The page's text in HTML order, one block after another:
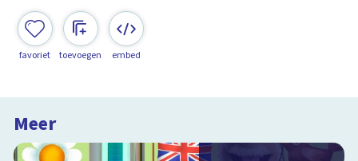
favoriet toevoegen embed
Meer